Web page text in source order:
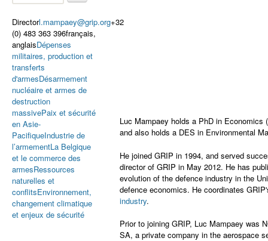
Luc Mampaey holds a PhD in
and also holds a DES in Environmental
He joined GRIP in 1994, and served
director of GRIP in May 2012. He has
evolution of the defence industry in the
defence economics. He coordinates
industry.
Prior to joining GRIP, Luc Mampaey was
SA, a private company in the aerospace
Search form
Directorl.mampaey@grip.org+32
(0) 483 363 396français,
anglaisDépenses
militaires, production et
transferts
d'armesDésarmement
nucléaire et armes de
destruction
massivePaix et sécurité
en Asie-
PacifiqueIndustrie de
l’armementLa Belgique
et le commerce des
armesRessources
naturelles et
conflitsEnvironnement,
changement climatique
et enjeux de sécurité